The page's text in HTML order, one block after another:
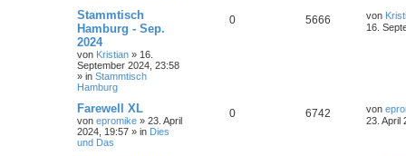
Stammtisch
Hamburg - Sep.
2024
von Kristian » 16.
September 2024, 23:58
» in Stammtisch
Hamburg
0 5666 von
16.
Farewell XL
von epromike » 23. April
2024, 19:57 » in Dies
und Das
0 6742 von
23. April